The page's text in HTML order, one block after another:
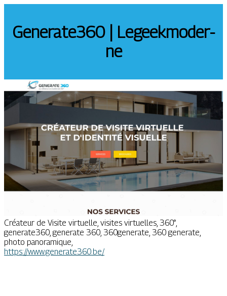
Generate360 | Legeek­mo­der­
ne
Créateur de Visite virtuelle, visites virtuelles, 360°,
generate360, generate 360, 360generate, 360 generate,
photo panoramique,
https://www.generate360.be/